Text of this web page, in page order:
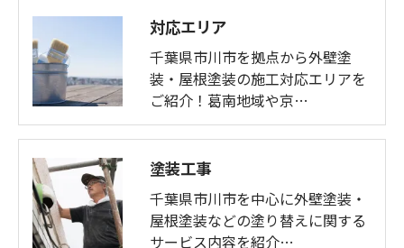
対応エリア
千葉県市川市を拠点から外壁塗
装・屋根塗装の施工対応エリアを
ご紹介！葛南地域や京…
塗装工事
千葉県市川市を中心に外壁塗装・
屋根塗装などの塗り替えに関する
サービス内容を紹介…